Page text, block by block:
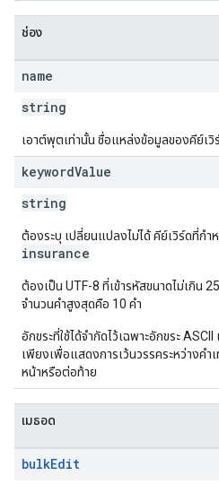
ช่อง
name
string
เอาต์พุตเท่านั้น ชื่อแหล่งข้อมูลของคีย์เวิ
keywordValue
string
ต้องระบุ เปลี่ยนแปลงไม่ได้ คีย์เวิร์ดที่กำ
insurance
ต้องเป็น UTF-8 ที่เข้ารหัสขนาดไม่เกิน
จำนวนคำสูงสุดคือ 10 คำ
อักขระที่ใช้ได้จํากัดไว้เฉพาะอักขระ
เพียงเพื่อแสดงการเว้นวรรคระหว่างคำ
หน้าหรือต่อท้าย
เมธอด
bulkEdit